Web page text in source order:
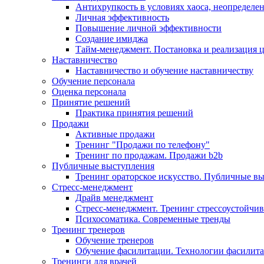
Антихрупкость в условиях хаоса,
Личная эффективность
Повышение личной эффективности
Создание имиджа
Тайм-менеджмент. Постановка и реализация
Наставничество
Наставничество и обучение наставничеству
Обучение персонала
Оценка персонала
Принятие решений
Практика принятия решений
Продажи
Активные продажи
Тренинг "Продажи по телефону"
Тренинг по продажам. Продажи b2b
Публичные выступления
Тренинг ораторское искусство. Публичные
Стресс-менеджмент
Драйв менеджмент
Стресс-менеджмент. Тренинг
Психосоматика. Современные тренды
Тренинг тренеров
Обучение тренеров
Обучение фасилитации. Технологии
Тренинги для врачей